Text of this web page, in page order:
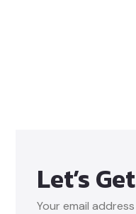
Let’s
Your email